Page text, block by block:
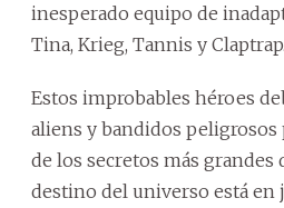
inesperado equipo de
Tina, Krieg, Tannis y Claptrap.
Estos improbables héroes
aliens y bandidos peligrosos
de los secretos más grandes
destino del universo está en